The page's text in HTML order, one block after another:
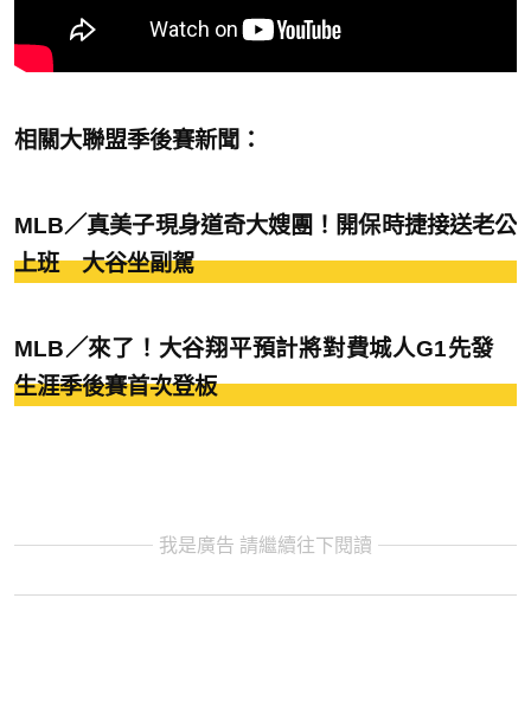
相關大聯盟季後賽新聞：
MLB／真美子現身道奇大嫂團！開保時捷接送老公
上班 大谷坐副駕
MLB／來了！大谷翔平預計將對費城人G1先發
生涯季後賽首次登板
我是廣告 請繼續往下閱讀